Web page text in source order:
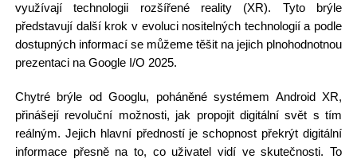
využívají technologii rozšířené reality (XR). Tyto brýle
představují další krok v evoluci nositelných technologií a podle
dostupných informací se můžeme těšit na jejich plnohodnotnou
prezentaci na Google I/O 2025.
Chytré brýle od Googlu, poháněné systémem Android XR,
přinášejí revoluční možnosti, jak propojit digitální svět s tím
reálným. Jejich hlavní předností je schopnost překrýt digitální
informace přesně na to, co uživatel vidí ve skutečnosti. To